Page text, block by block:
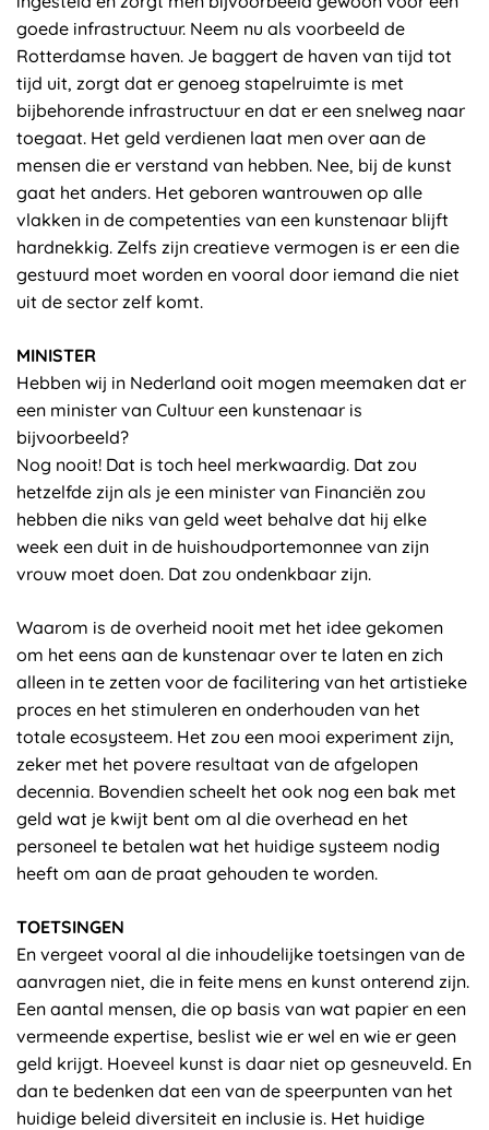
goede infrastructuur. Neem nu als voorbeeld de
Rotterdamse haven. Je baggert de haven van tijd tot
tijd uit, zorgt dat er genoeg stapelruimte is met
bijbehorende infrastructuur en dat er een snelweg naar
toegaat. Het geld verdienen laat men over aan de
mensen die er verstand van hebben. Nee, bij de kunst
gaat het anders. Het geboren wantrouwen op alle
vlakken in de competenties van een kunstenaar blijft
hardnekkig. Zelfs zijn creatieve vermogen is er een die
gestuurd moet worden en vooral door iemand die niet
uit de sector zelf komt.
MINISTER
Hebben wij in Nederland ooit mogen meemaken dat er
een minister van Cultuur een kunstenaar is
bijvoorbeeld?
Nog nooit! Dat is toch heel merkwaardig. Dat zou
hetzelfde zijn als je een minister van Financiën zou
hebben die niks van geld weet behalve dat hij elke
week een duit in de huishoudportemonnee van zijn
vrouw moet doen. Dat zou ondenkbaar zijn.
Waarom is de overheid nooit met het idee gekomen
om het eens aan de kunstenaar over te laten en zich
alleen in te zetten voor de facilitering van het artistieke
proces en het stimuleren en onderhouden van het
totale ecosysteem. Het zou een mooi experiment zijn,
zeker met het povere resultaat van de afgelopen
decennia. Bovendien scheelt het ook nog een bak met
geld wat je kwijt bent om al die overhead en het
personeel te betalen wat het huidige systeem nodig
heeft om aan de praat gehouden te worden.
TOETSINGEN
En vergeet vooral al die inhoudelijke toetsingen van de
aanvragen niet, die in feite mens en kunst onterend zijn.
Een aantal mensen, die op basis van wat papier en een
vermeende expertise, beslist wie er wel en wie er geen
geld krijgt. Hoeveel kunst is daar niet op gesneuveld. En
dan te bedenken dat een van de speerpunten van het
huidige beleid diversiteit en inclusie is. Het huidige